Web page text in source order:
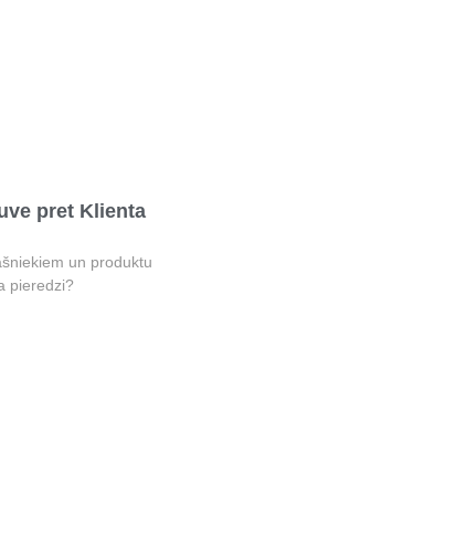
pret Klienta
un produktu
pieredzi?